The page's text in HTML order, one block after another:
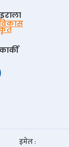
इमेल :